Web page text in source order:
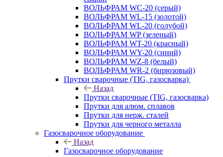
ВОЛЬФРАМ WC-20 (серый)
ВОЛЬФРАМ WL-15 (золотой)
ВОЛЬФРАМ WL-20 (голубой)
ВОЛЬФРАМ WP (зеленый)
ВОЛЬФРАМ WT-20 (красный)
ВОЛЬФРАМ WY-20 (синий)
ВОЛЬФРАМ WZ-8 (белый)
ВОЛЬФРАМ WR-2 (бирюзовый)
Прутки сварочные (TIG, газосварка)
Назад
Прутки сварочные (TIG, газосварка)
Прутки для алюм. сплавов
Прутки для нерж. сталей
Прутки для черного металла
Газосварочное оборудование
Назад
Газосварочное оборудование